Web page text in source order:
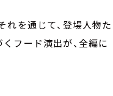
れを通じて、登場人物た
フード演出が、全編に